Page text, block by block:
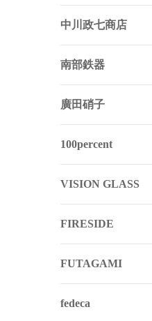
中川政七商店
南部鉄器
廣田硝子
100percent
VISION GLASS
FIRESIDE
FUTAGAMI
fedeca